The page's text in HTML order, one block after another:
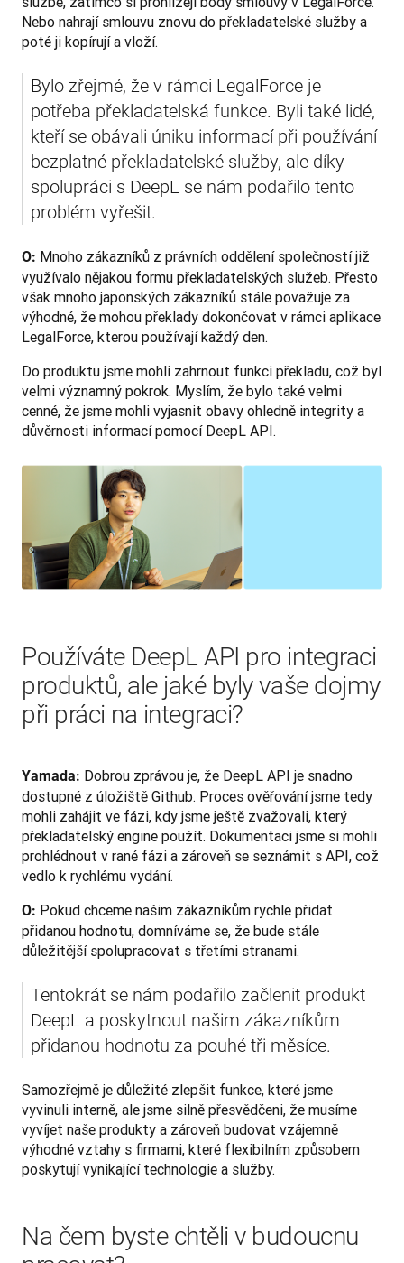
Nebo nahrají smlouvu znovu do překladatelské služby a
poté ji kopírují a vloží.
Bylo zřejmé, že v rámci LegalForce je
potřeba překladatelská funkce. Byli také lidé,
kteří se obávali úniku informací při používání
bezplatné překladatelské služby, ale díky
spolupráci s DeepL se nám podařilo tento
problém vyřešit.
O: Mnoho zákazníků z právních oddělení společností již
využívalo nějakou formu překladatelských služeb. Přesto
však mnoho japonských zákazníků stále považuje za
výhodné, že mohou překlady dokončovat v rámci aplikace
LegalForce, kterou používají každý den.
Do produktu jsme mohli zahrnout funkci překladu, což byl
velmi významný pokrok. Myslím, že bylo také velmi
cenné, že jsme mohli vyjasnit obavy ohledně integrity a
důvěrnosti informací pomocí DeepL API.
Používáte DeepL API pro integraci
produktů, ale jaké byly vaše dojmy
při práci na integraci?
Yamada: Dobrou zprávou je, že DeepL API je snadno
dostupné z úložiště Github. Proces ověřování jsme tedy
mohli zahájit ve fázi, kdy jsme ještě zvažovali, který
překladatelský engine použít. Dokumentaci jsme si mohli
prohlédnout v rané fázi a zároveň se seznámit s API, což
vedlo k rychlému vydání.
O: Pokud chceme našim zákazníkům rychle přidat
přidanou hodnotu, domníváme se, že bude stále
důležitější spolupracovat s třetími stranami.
Tentokrát se nám podařilo začlenit produkt
DeepL a poskytnout našim zákazníkům
přidanou hodnotu za pouhé tři měsíce.
Samozřejmě je důležité zlepšit funkce, které jsme
vyvinuli interně, ale jsme silně přesvědčeni, že musíme
vyvíjet naše produkty a zároveň budovat vzájemně
výhodné vztahy s firmami, které flexibilním způsobem
poskytují vynikající technologie a služby.
Na čem byste chtěli v budoucnu